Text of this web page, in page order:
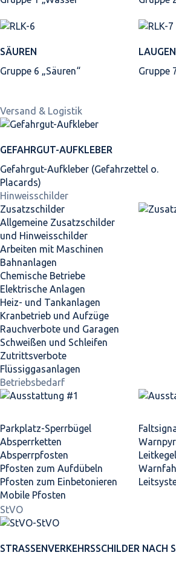
SÄUREN
Gruppe 6 „Säuren“
LAUGEN
Gruppe
Versand & Logistik
GEFAHRGUT-AUFKLEBER
Gefahrgut-Aufkleber (Gefahrzettel o.
Placards)
Hinweisschilder
Zusatzschilder
Allgemeine Zusatzschilder
und Hinweisschilder
Arbeiten mit Maschinen
Bahnanlagen
Chemische Betriebe
Elektrische Anlagen
Heiz- und Tankanlagen
Kranbetrieb und Aufzüge
Rauchverbote und Garagen
Schweißen und Schleifen
Zutrittsverbote
Flüssiggasanlagen
Betriebsbedarf
Parkplatz-Sperrbügel
Absperrketten
Absperrpfosten
Pfosten zum Aufdübeln
Pfosten zum Einbetonieren
Mobile Pfosten
Leitkegel
StVO
STRASSEN­VERKEHRS­SCHILDER NACH